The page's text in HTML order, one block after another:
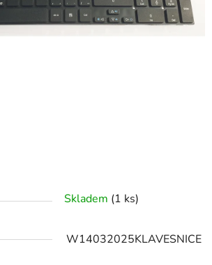
Skladem (1 ks)
W14032025KLAVESNICE